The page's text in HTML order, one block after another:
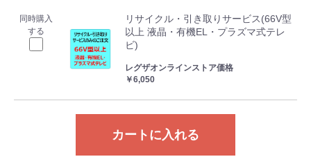
同時購入
する
リサイクル・引き取りサービス(66V型
以上 液晶・有機EL・プラズマ式テレ
ビ)
レグザオンラインストア価格
￥6,050
カートに入れる